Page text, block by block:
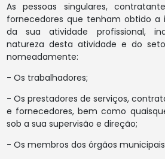
As pessoas singulares,
fornecedores que tenham obtido
da sua atividade profissional,
natureza desta atividade e do
nomeadamente:
- Os trabalhadores;
- Os prestadores de serviços,
e fornecedores, bem como
sob a sua supervisão e direção;
- Os membros dos órgãos